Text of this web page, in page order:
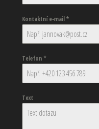
Kontaktní e-mail*
Telefon *
Text